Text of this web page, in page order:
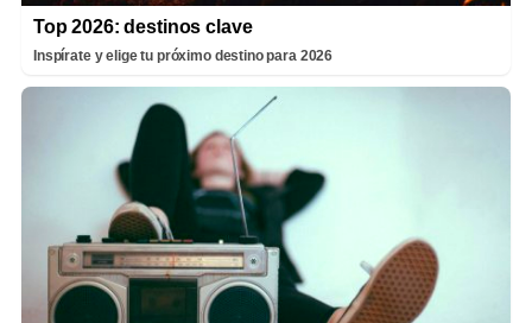
Top 2026: destinos clave
Inspírate y elige tu próximo destino para 2026